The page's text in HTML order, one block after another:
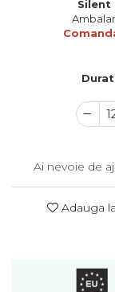
Silent
Ai nevoie de
Adauga